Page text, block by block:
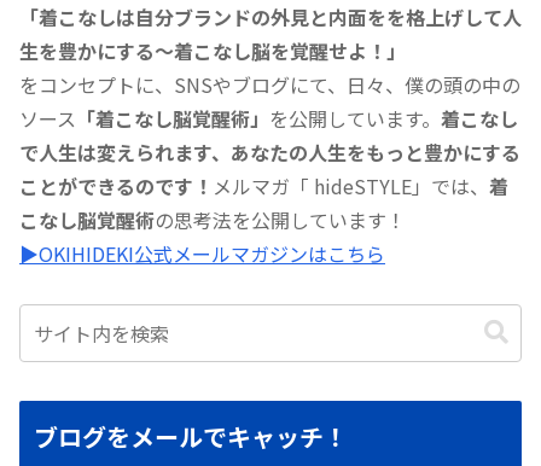
「着こなしは自分ブランドの外見と内面をを格上げして人
生を豊かにする〜着こなし脳を覚醒せよ！」
をコンセプトに、SNSやブログにて、日々、僕の頭の中の
ソース 「着こなし脳覚醒術」 を公開しています。 着こなし
で人生は変えられます、あなたの人生をもっと豊かにする
ことができるのです！ メルマガ「 hideSTYLE」では、 着
こなし脳覚醒術の思考法を公開しています！
▶︎OKIHIDEKI公式メールマガジンはこちら
ブログをメールでキャッチ！